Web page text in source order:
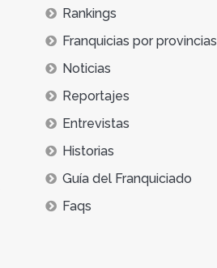
Rankings
Franquicias por provincias
Noticias
Reportajes
Entrevistas
Historias
Guía del Franquiciado
Faqs